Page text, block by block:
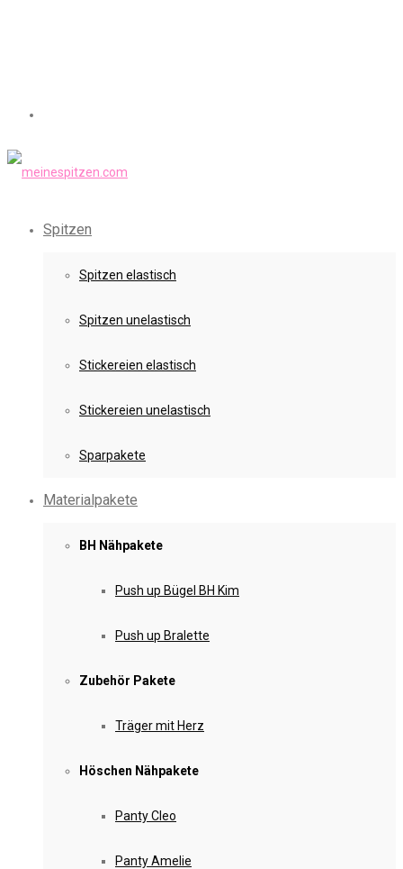
Spitzen
Spitzen elastisch
Spitzen unelastisch
Stickereien elastisch
Stickereien unelastisch
Sparpakete
Materialpakete
BH Nähpakete
Push up Bügel BH Kim
Push up Bralette
Zubehör Pakete
Träger mit Herz
Höschen Nähpakete
Panty Cleo
Panty Amelie